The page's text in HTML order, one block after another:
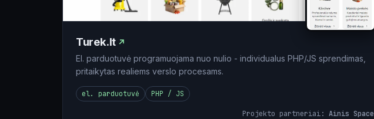
Turek.lt
El. parduotuvė programuojama nuo nulio - individualus PHP/JS sprendimas,
pritaikytas realiems verslo procesams.
el. parduotuvė PHP / JS
Projekto partneriai: Ainis Space